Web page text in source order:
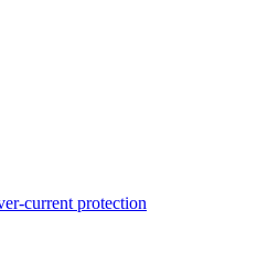
current protection